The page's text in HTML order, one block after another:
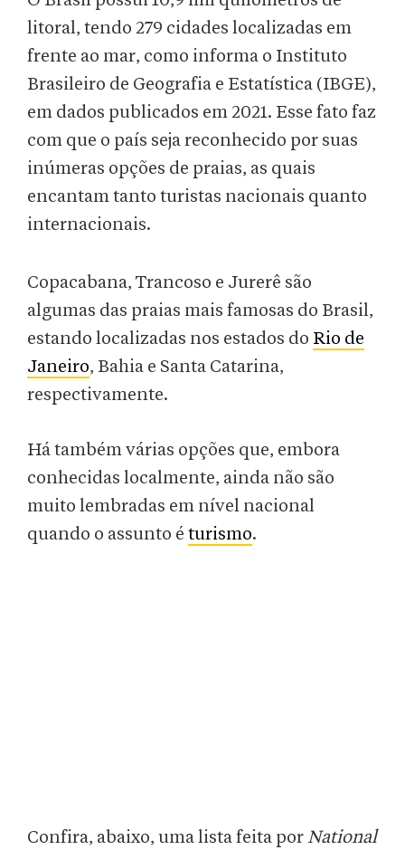
litoral, tendo 279 cidades localizadas em
frente ao mar, como informa o Instituto
Brasileiro de Geografia e Estatística (IBGE),
em dados publicados em 2021. Esse fato faz
com que o país seja reconhecido por suas
inúmeras opções de praias, as quais
encantam tanto turistas nacionais quanto
internacionais.
Copacabana, Trancoso e Jurerê são
algumas das praias mais famosas do Brasil,
estando localizadas nos estados do Rio de
Janeiro, Bahia e Santa Catarina,
respectivamente.
Há também várias opções que, embora
conhecidas localmente, ainda não são
muito lembradas em nível nacional
quando o assunto é turismo.
Confira, abaixo, uma lista feita porNational